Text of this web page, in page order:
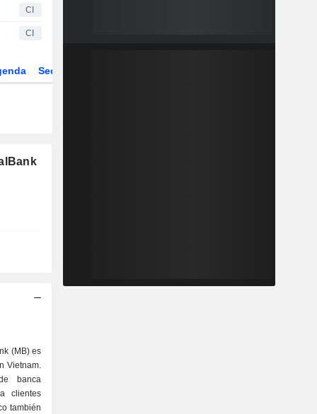
CI
CI
Sector
(MB) es
Vietnam.
banca
clientes
también